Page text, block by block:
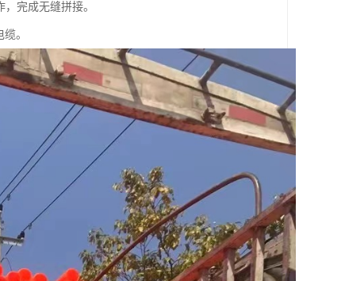
完成无缝拼接。
。